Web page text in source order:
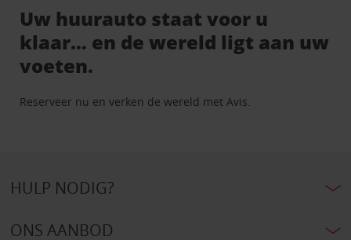
Uw huurauto staat voor u
klaar… en de wereld ligt aan uw
voeten.
Reserveer nu en verken de wereld met Avis.
HULP NODIG?
ONS AANBOD